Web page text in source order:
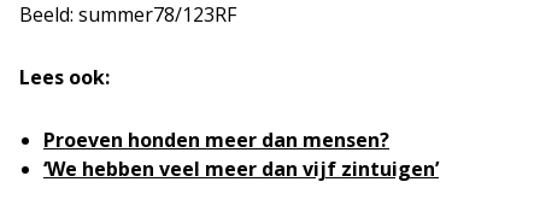
Beeld: summer78/123RF
Lees ook:
Proeven honden meer dan mensen?
‘We hebben veel meer dan vijf zintuigen’